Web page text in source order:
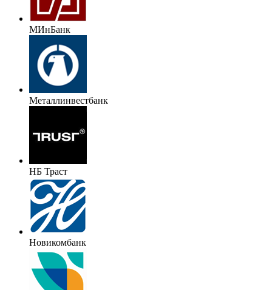
МИнБанк
Металлинвестбанк
НБ Траст
Новикомбанк